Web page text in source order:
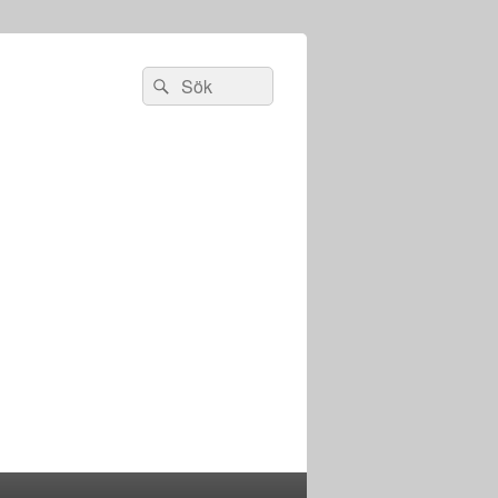
Sök
efter:
Sök